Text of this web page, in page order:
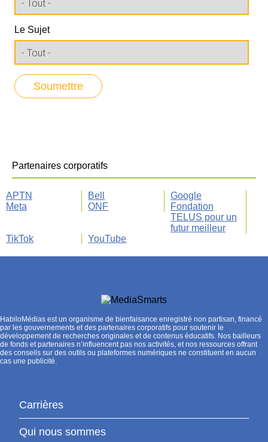
Le Sujet
Partenaires corporatifs
APTN Bell
Google
Meta
ONF
Fondation
TELUS pour un
futur meilleur
TikTok
YouTube
HabiloMédias est un organisme de bienfaisance enregistré non partisan, financé
par les gouvernements et des partenaires corporatifs pour soutenir le
développement de recherches originales et de contenus éducatifs. Nos bailleurs
de fonds et partenaires n’influencent pas nos activités, et nos ressources offrant
des conseils sur des outils ou plateformes numériques ne constituent en aucun
cas une publicité.
Carrières
Qui nous sommes